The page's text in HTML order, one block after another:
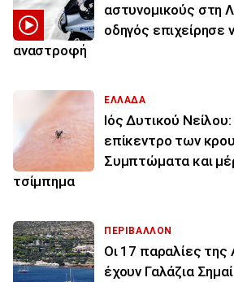
αστυνομικούς στη
οδηγός επιχείρησε
αναστροφή
ΕΛΛΑΔΑ
Ιός Δυτικού
επίκεντρο των
Συμπτώματα και
τσίμπημα
ΠΕΡΙΒΑΛΛΟΝ
Οι 17 παραλίες της
έχουν Γαλάζια